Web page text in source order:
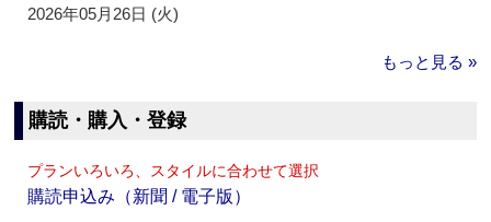
2026年05月26日 (火)
もっと見る »
購読・購入・登録
プランいろいろ、スタイルに合わせて選択
購読申込み（新聞 / 電子版）